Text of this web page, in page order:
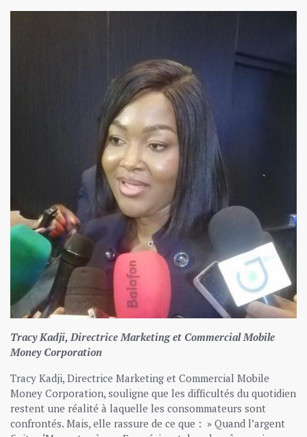
Tracy Kadji, Directrice Marketing et Commercial Mobile
Money Corporation
Tracy Kadji, Directrice Marketing et Commercial Mobile
Money Corporation, souligne que les difficultés du quotidien
restent une réalité à laquelle les consommateurs sont
confrontés. Mais, elle rassure de ce que : » Quand l’argent